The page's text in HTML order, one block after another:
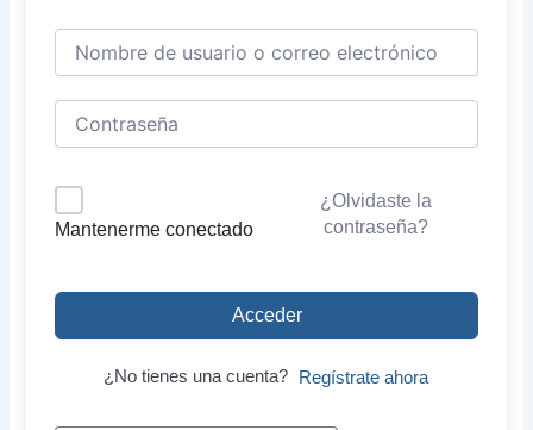
Mantenerme conectado
¿Olvidaste la
contraseña?
Acceder
¿No tienes una cuenta? Regístrate ahora